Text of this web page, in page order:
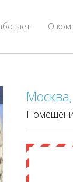
О
Стоимость
23 760